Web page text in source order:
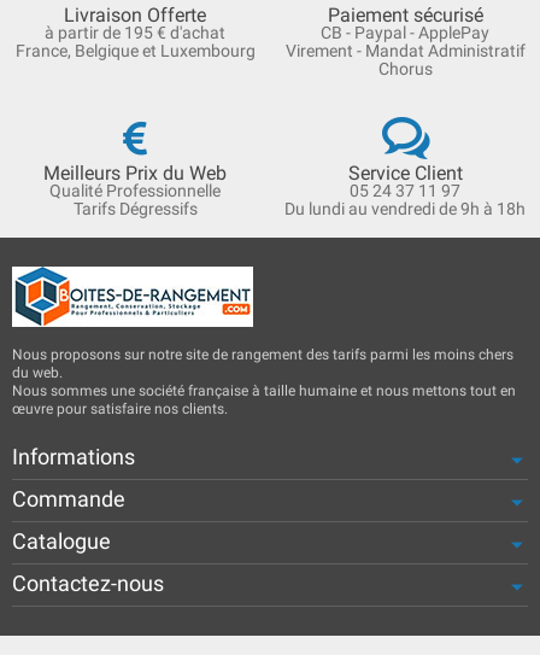
Livraison Offerte
à partir de 195 € d'achat
France, Belgique et Luxembourg
Paiement sécurisé
CB - Paypal - ApplePay
Virement - Mandat Administratif
Chorus
Meilleurs Prix du Web
Qualité Professionnelle
Tarifs Dégressifs
Service Client
05 24 37 11 97
Du lundi au vendredi de 9h à 18h
Nous proposons sur notre site de rangement des tarifs parmi les moins chers
du web.
Nous sommes une société française à taille humaine et nous mettons tout en
œuvre pour satisfaire nos clients.
Informations
Commande
Catalogue
Contactez-nous